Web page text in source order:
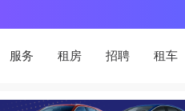
服务 租房 招聘 租车